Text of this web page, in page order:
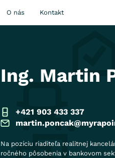
O nás Kontakt
Ing. Martin
+421 903 433 337
Na pozíciu riaditeľa realitnej
ročného pôsobenia v bankovom